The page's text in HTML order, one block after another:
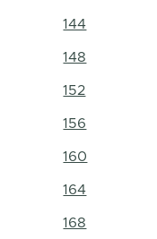
144
148
152
156
160
164
168